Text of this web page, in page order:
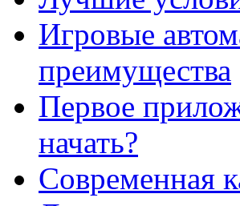
Игровые
преимущества
Первое
начать?
Современная